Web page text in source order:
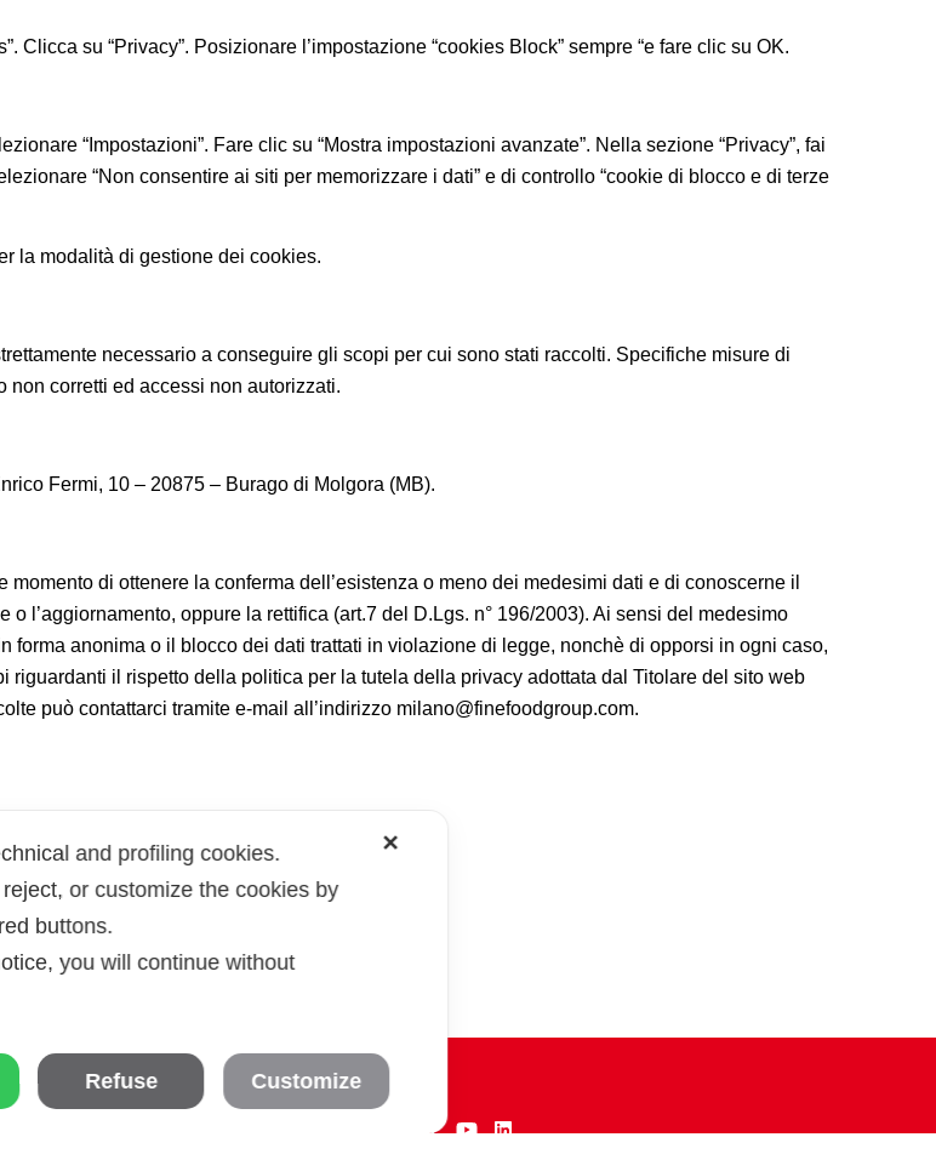
Clicca su “Privacy”. Posizionare l’impostazione “cookies Block” sempre “e fare clic su OK.
“Impostazioni”. Fare clic su “Mostra impostazioni avanzate”. Nella sezione “Privacy”, fai
“Non consentire ai siti per memorizzare i dati” e di controllo “cookie di blocco e di terze
la modalità di gestione dei cookies.
necessario a conseguire gli scopi per cui sono stati raccolti. Specifiche misure di
corretti ed accessi non autorizzati.
Fermi, 10 – 20875 – Burago di Molgora (MB).
di ottenere la conferma dell’esistenza o meno dei medesimi dati e di conoscerne il
o l’aggiornamento, oppure la rettifica (art.7 del D.Lgs. n° 196/2003). Ai sensi del medesimo
anonima o il blocco dei dati trattati in violazione di legge, nonchè di opporsi in ogni caso,
il rispetto della politica per la tutela della privacy adottata dal Titolare del sito web
può contattarci tramite e-mail all’indirizzo milano@finefoodgroup.com.
Follow us on
✕
and profiling cookies.
or customize the cookies by
buttons.
you will continue without
Refuse Customize